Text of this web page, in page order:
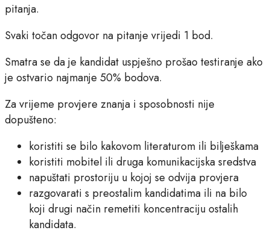
pitanja.
Svaki točan odgovor na pitanje vrijedi 1 bod.
Smatra se da je kandidat uspješno prošao testiranje ako
je ostvario najmanje 50% bodova.
Za vrijeme provjere znanja i sposobnosti nije
dopušteno:
koristiti se bilo kakovom literaturom ili bilješkama
koristiti mobitel ili druga komunikacijska sredstva
napuštati prostoriju u kojoj se odvija provjera
razgovarati s preostalim kandidatima ili na bilo
koji drugi način remetiti koncentraciju ostalih
kandidata.